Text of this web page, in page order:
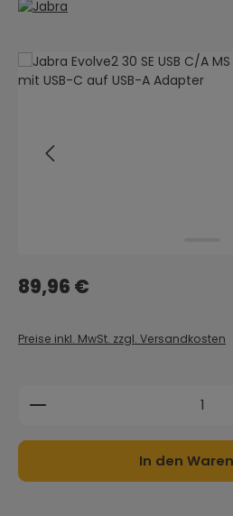
Bildergalerie überspringen
Regulärer Preis:
89,96 €
Preise inkl. MwSt. zzgl. Versandkosten
Produkt Anzahl: Gib
In den